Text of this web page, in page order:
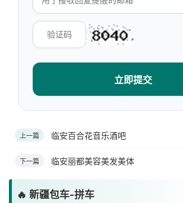
立即提交
上一篇 临安百合花音乐酒吧
下一篇 临安丽都美容美发美体
🔥 新疆包车-拼车